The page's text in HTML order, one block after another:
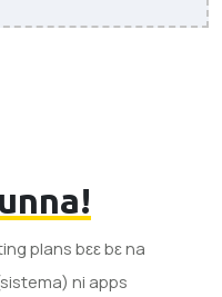
plans bɛɛ bɛ na
ni apps